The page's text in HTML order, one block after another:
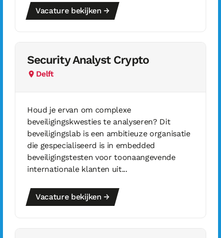
Vacature bekijken →
Security Analyst Crypto
Delft
Houd je ervan om complexe
beveiligingskwesties te analyseren? Dit
beveiligingslab is een ambitieuze organisatie
die gespecialiseerd is in embedded
beveiligingstesten voor toonaangevende
internationale klanten uit...
Vacature bekijken →